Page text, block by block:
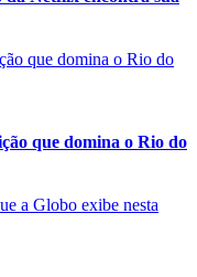
que domina o Rio do